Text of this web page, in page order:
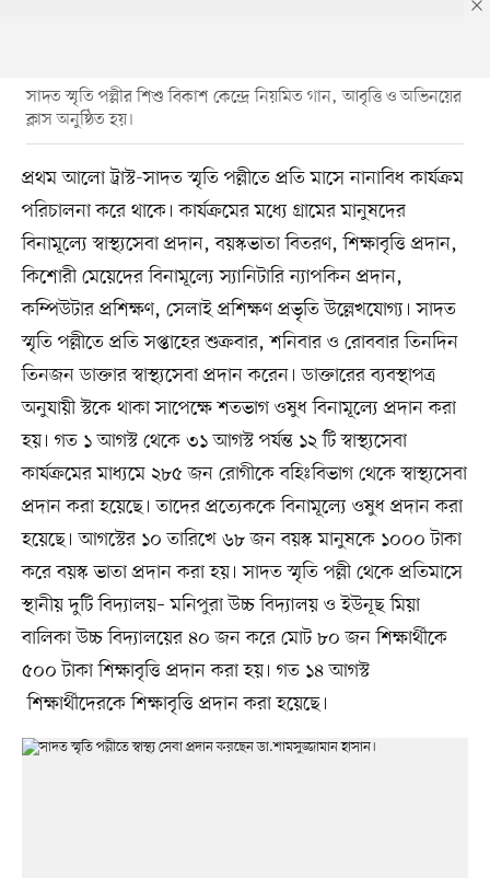
সাদত স্মৃতি পল্লীর শিশু বিকাশ কেন্দ্রে নিয়মিত গান, আবৃত্তি ও অভিনয়ের
ক্লাস অনুষ্ঠিত হয়।
প্রথম আলো ট্রাস্ট-সাদত স্মৃতি পল্লীতে প্রতি মাসে নানাবিধ কার্যক্রম
পরিচালনা করে থাকে। কার্যক্রমের মধ্যে গ্রামের মানুষদের
বিনামূল্যে স্বাস্থ্যসেবা প্রদান, বয়স্কভাতা বিতরণ, শিক্ষাবৃত্তি প্রদান,
কিশোরী মেয়েদের বিনামূল্যে স্যানিটারি ন্যাপকিন প্রদান,
কম্পিউটার প্রশিক্ষণ, সেলাই প্রশিক্ষণ প্রভৃতি উল্লেখযোগ্য। সাদত
স্মৃতি পল্লীতে প্রতি সপ্তাহের শুক্রবার, শনিবার ও রোববার তিনদিন
তিনজন ডাক্তার স্বাস্থ্যসেবা প্রদান করেন। ডাক্তারের ব্যবস্থাপত্র
অনুযায়ী স্টকে থাকা সাপেক্ষে শতভাগ ওষুধ বিনামূল্যে প্রদান করা
হয়। গত ১ আগস্ট থেকে ৩১ আগস্ট পর্যন্ত ১২ টি স্বাস্থ্যসেবা
কার্যক্রমের মাধ্যমে ২৮৫ জন রোগীকে বহিঃবিভাগ থেকে স্বাস্থ্যসেবা
প্রদান করা হয়েছে। তাদের প্রত্যেককে বিনামূল্যে ওষুধ প্রদান করা
হয়েছে। আগস্টের ১০ তারিখে ৬৮ জন বয়স্ক মানুষকে ১০০০ টাকা
করে বয়স্ক ভাতা প্রদান করা হয়। সাদত স্মৃতি পল্লী থেকে প্রতিমাসে
স্থানীয় দুটি বিদ্যালয়– মনিপুরা উচ্চ বিদ্যালয় ও ইউনূছ মিয়া
বালিকা উচ্চ বিদ্যালয়ের ৪০ জন করে মোট ৮০ জন শিক্ষার্থীকে
৫০০ টাকা শিক্ষাবৃত্তি প্রদান করা হয়। গত ১৪ আগস্ট
শিক্ষার্থীদেরকে শিক্ষাবৃত্তি প্রদান করা হয়েছে।